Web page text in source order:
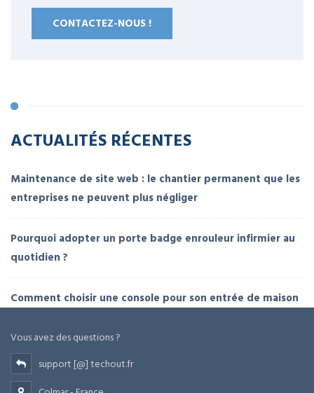
CONTACTEZ-NOUS !
ACTUALITÉS RÉCENTES
Maintenance de site web : le chantier permanent que les
entreprises ne peuvent plus négliger
Pourquoi adopter un porte badge enrouleur infirmier au
quotidien ?
Comment choisir une console pour son entrée de maison
Vous avez des questions ?
support [@] techout.fr